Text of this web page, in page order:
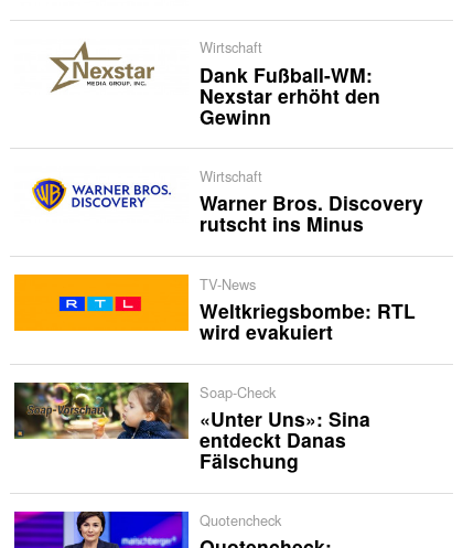
Wirtschaft
Dank Fußball-WM:
Nexstar erhöht den
Gewinn
Wirtschaft
Warner Bros. Discovery
rutscht ins Minus
TV-News
Weltkriegsbombe: RTL
wird evakuiert
Soap-Check
«Unter Uns»: Sina
entdeckt Danas
Fälschung
Quotencheck